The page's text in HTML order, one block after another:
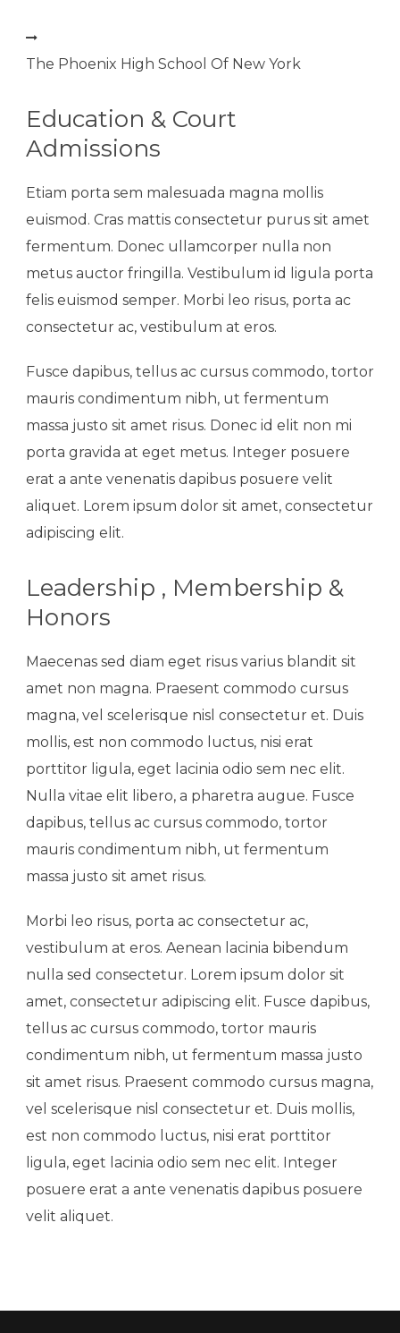
The Phoenix High School Of New York
Education & Court
Admissions
Etiam porta sem malesuada magna mollis
euismod. Cras mattis consectetur purus sit amet
fermentum. Donec ullamcorper nulla non
metus auctor fringilla. Vestibulum id ligula porta
felis euismod semper. Morbi leo risus, porta ac
consectetur ac, vestibulum at eros.
Fusce dapibus, tellus ac cursus commodo, tortor
mauris condimentum nibh, ut fermentum
massa justo sit amet risus. Donec id elit non mi
porta gravida at eget metus. Integer posuere
erat a ante venenatis dapibus posuere velit
aliquet. Lorem ipsum dolor sit amet, consectetur
adipiscing elit.
Leadership , Membership &
Honors
Maecenas sed diam eget risus varius blandit sit
amet non magna. Praesent commodo cursus
magna, vel scelerisque nisl consectetur et. Duis
mollis, est non commodo luctus, nisi erat
porttitor ligula, eget lacinia odio sem nec elit.
Nulla vitae elit libero, a pharetra augue. Fusce
dapibus, tellus ac cursus commodo, tortor
mauris condimentum nibh, ut fermentum
massa justo sit amet risus.
Morbi leo risus, porta ac consectetur ac,
vestibulum at eros. Aenean lacinia bibendum
nulla sed consectetur. Lorem ipsum dolor sit
amet, consectetur adipiscing elit. Fusce dapibus,
tellus ac cursus commodo, tortor mauris
condimentum nibh, ut fermentum massa justo
sit amet risus. Praesent commodo cursus magna,
vel scelerisque nisl consectetur et. Duis mollis,
est non commodo luctus, nisi erat porttitor
ligula, eget lacinia odio sem nec elit. Integer
posuere erat a ante venenatis dapibus posuere
velit aliquet.